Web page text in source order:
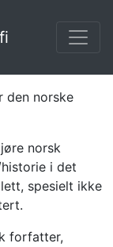
den norske
norsk
i det
spesielt ikke
forfatter,